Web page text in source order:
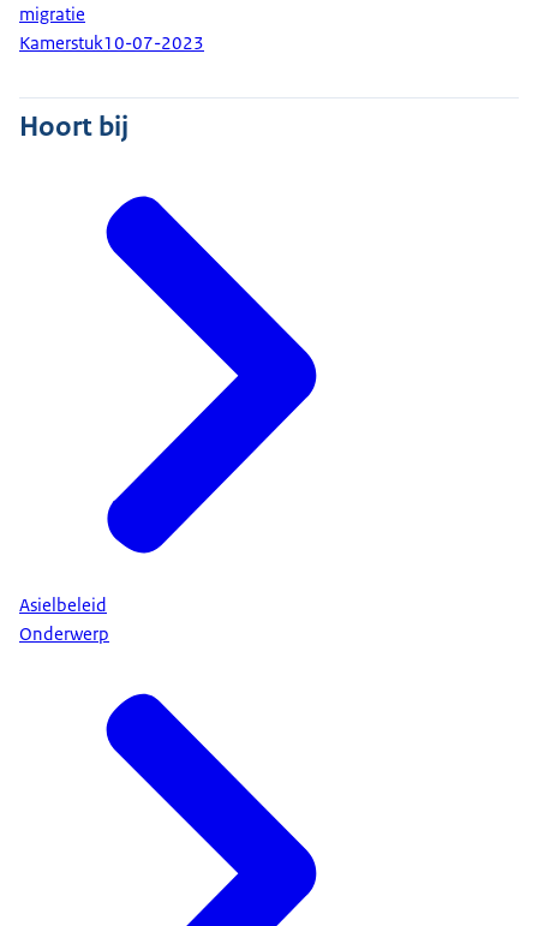
migratie
Kamerstuk10-07-2023
Hoort bij
Asielbeleid
Onderwerp